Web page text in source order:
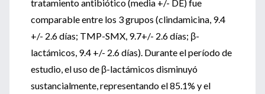
tratamiento antibiótico (media +/- DE) fue
comparable entre los 3 grupos (clindamicina, 9.4
+/- 2.6 días; TMP-SMX, 9.7+/- 2.6 días; β-
lactámicos, 9.4 +/- 2.6 días). Durante el período de
estudio, el uso de β-lactámicos disminuyó
sustancialmente, representando el 85.1% y el